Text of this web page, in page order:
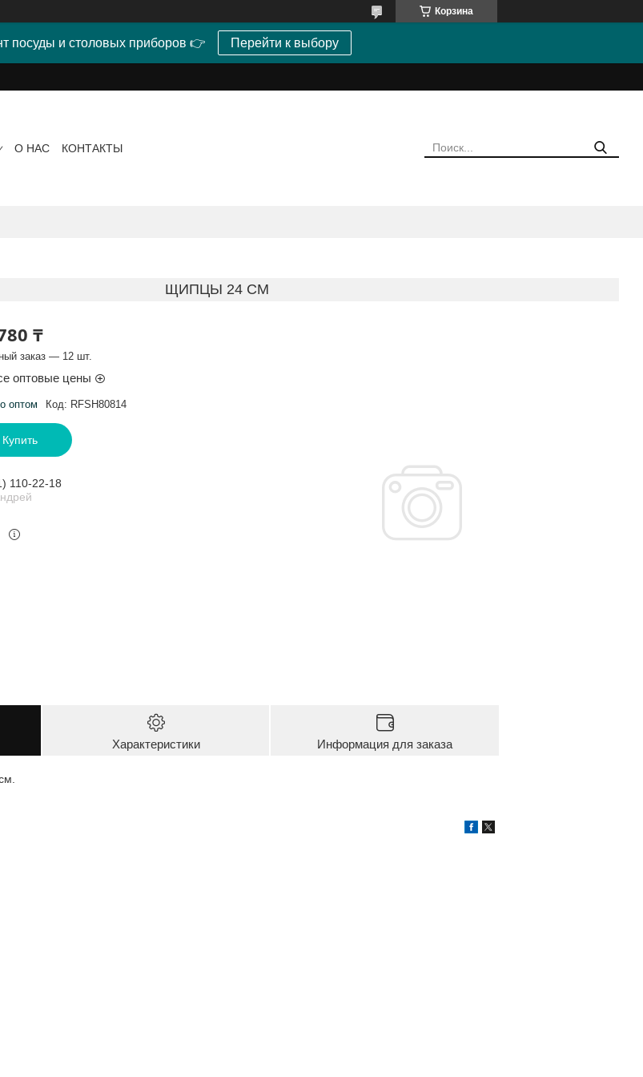
Корзина
посуды и столовых приборов 👉 Перейти к выбору
О НАС КОНТАКТЫ
ЩИПЦЫ 24 СМ
₸
заказ — 12 шт.
оптовые цены
оптом Код: RFSH80814
Купить
110-22-18
Характеристики Информация для заказа